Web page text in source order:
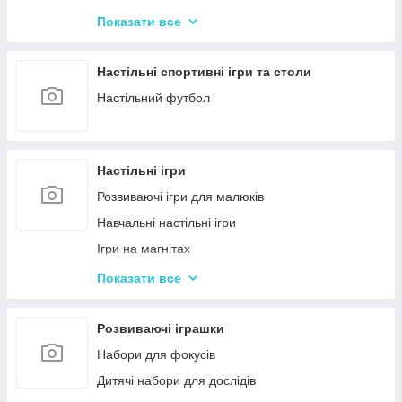
Показати все
Настільні спортивні ігри та столи
Настільний футбол
Настільні ігри
Розвиваючі ігри для малюків
Навчальні настільні ігри
Ігри на магнітах
Ігри-бродилки
Крокодил
Аліас Або Скажи Інакше
Гра Хто Я?
Показати все
Розвиваючі іграшки
Набори для фокусів
Дитячі набори для дослідів